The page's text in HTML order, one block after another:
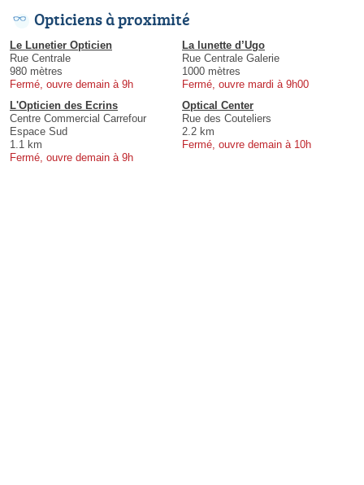
Opticiens à proximité
Le Lunetier Opticien
Rue Centrale
980 mètres
Fermé, ouvre demain à 9h
La lunette d’Ugo
Rue Centrale Galerie
1000 mètres
Fermé, ouvre mardi à 9h00
L'Opticien des Ecrins
Centre Commercial Carrefour
Espace Sud
1.1 km
Fermé, ouvre demain à 9h
Optical Center
Rue des Couteliers
2.2 km
Fermé, ouvre demain à 10h